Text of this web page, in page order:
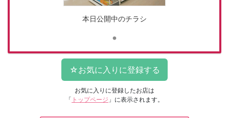
本日公開中のチラシ
お気に入りに登録したお店は
「 トップページ 」に表示されます。